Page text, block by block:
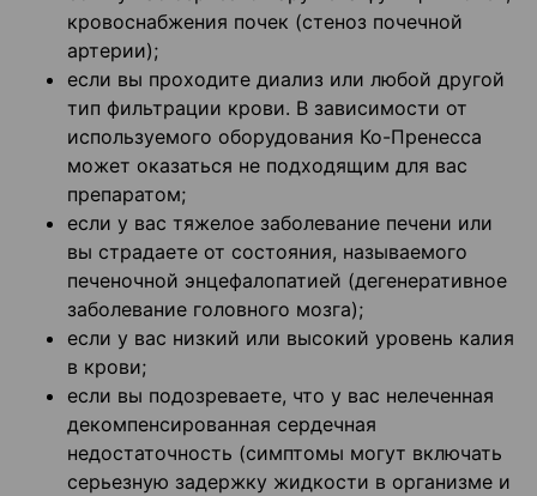
кровоснабжения почек (стеноз почечной
артерии);
если вы проходите диализ или любой другой
тип фильтрации крови. В зависимости от
используемого оборудования Ко-Пренесса
может оказаться не подходящим для вас
препаратом;
если у вас тяжелое заболевание печени или
вы страдаете от состояния, называемого
печеночной энцефалопатией (дегенеративное
заболевание головного мозга);
если у вас низкий или высокий уровень калия
в крови;
если вы подозреваете, что у вас нелеченная
декомпенсированная сердечная
недостаточность (симптомы могут включать
серьезную задержку жидкости в организме и